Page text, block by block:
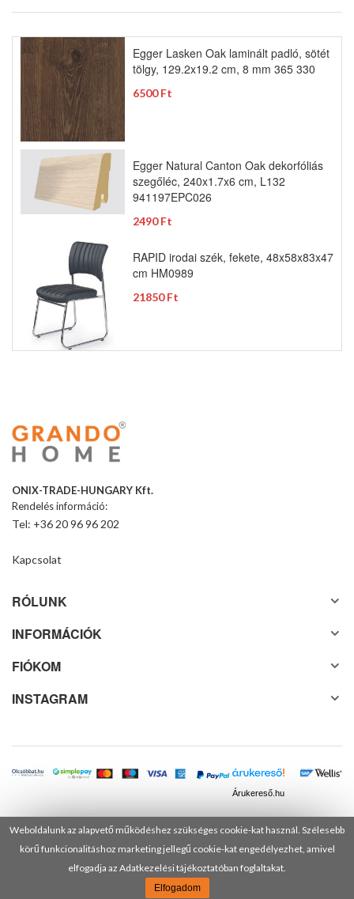
Weboldalunk az alapvető működéshez szükséges cookie-kat használ. Szélesebb
körű funkcionalitáshoz marketing jellegű cookie-kat engedélyezhet, amivel
elfogadja az Adatkezelési tájékoztatóban foglaltakat.
Elfogadom
Egger Lasken Oak laminált padló, sötét
tölgy, 129.2x19.2 cm, 8 mm 365 330
6500 Ft
Egger Natural Canton Oak dekorfóliás
szegőléc, 240x1.7x6 cm, L132
941197EPC026
2490 Ft
RAPID irodai szék, fekete, 48x58x83x47
cm HM0989
21850 Ft
ONIX-TRADE-HUNGARY Kft.
Rendelés információ:
Tel: +36 20 96 96 202
Kapcsolat
RÓLUNK
INFORMÁCIÓK
FIÓKOM
INSTAGRAM
Árukereső.hu
© 2025 Minden jog fenntartva! DANUSA Hungary Kft.